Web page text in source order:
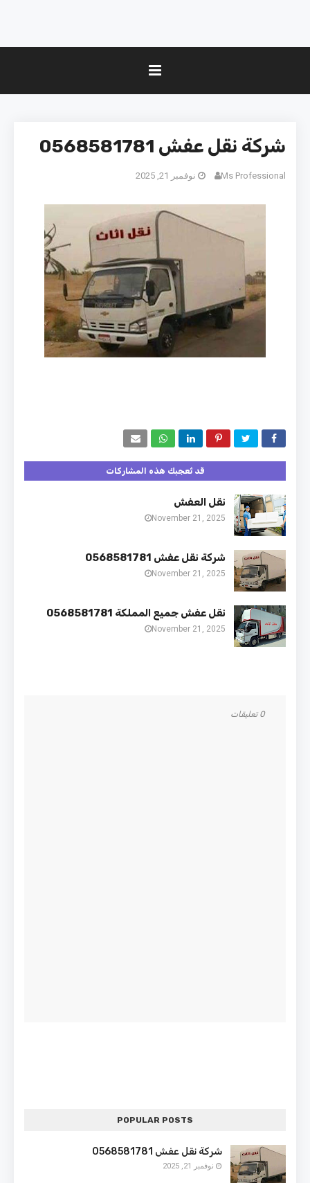
شركة نقل عفش 0568581781
Ms Professional نوفمبر 21, 2025
قد تُعجبك هذه المشاركات
نقل العفش
November 21, 2025
شركة نقل عفش 0568581781
November 21, 2025
نقل عفش جميع المملكة 0568581781
November 21, 2025
0 تعليقات
POPULAR POSTS
شركة نقل عفش 0568581781
نوفمبر 21, 2025